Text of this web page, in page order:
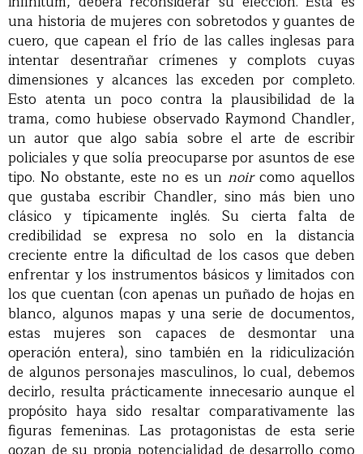
una historia de mujeres con sobretodos y guantes de
cuero, que capean el frío de las calles inglesas para
intentar desentrañar crímenes y complots cuyas
dimensiones y alcances las exceden por completo.
Esto atenta un poco contra la plausibilidad de la
trama, como hubiese observado Raymond Chandler,
un autor que algo sabía sobre el arte de escribir
policiales y que solía preocuparse por asuntos de ese
tipo. No obstante, este no es un noircomo aquellos
que gustaba escribir Chandler, sino más bien uno
clásico y típicamente inglés. Su cierta falta de
credibilidad se expresa no solo en la distancia
creciente entre la dificultad de los casos que deben
enfrentar y los instrumentos básicos y limitados con
los que cuentan (con apenas un puñado de hojas en
blanco, algunos mapas y una serie de documentos,
estas mujeres son capaces de desmontar una
operación entera), sino también en la ridiculización
de algunos personajes masculinos, lo cual, debemos
decirlo, resulta prácticamente innecesario aunque el
propósito haya sido resaltar comparativamente las
figuras femeninas. Las protagonistas de esta serie